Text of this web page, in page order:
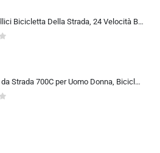
MU 26 Pollici Bicicletta Della Strada, 24 Velocità Bici, Doppio Disco Freno, Acciaio Al Carbonio Telaio, Strada Biciclette…
Bicicletta da Strada 700C per Uomo Donna, Bicicletta da Corsa con Freno a Disco 24/27/30 velocità, Telaio in Acciaio ad Al…